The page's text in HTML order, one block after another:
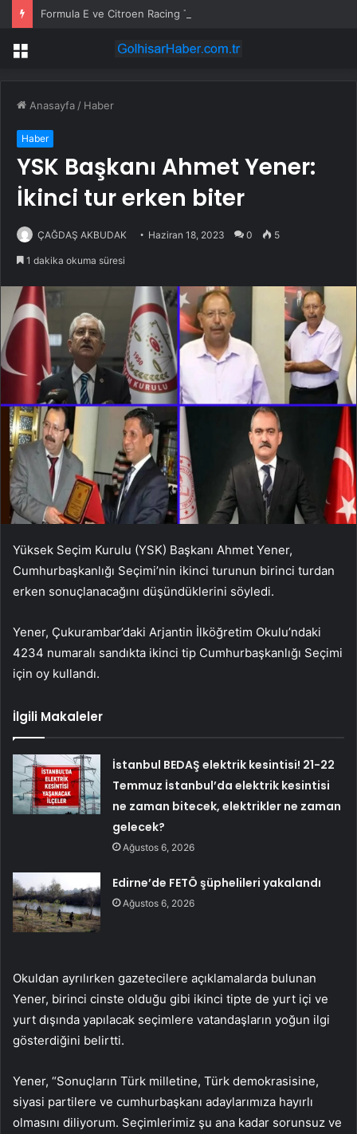
Menü
Anasayfa / Haber
Haber
YSK Başkanı Ahmet Yener:
İkinci tur erken biter
ÇAĞDAŞ AKBUDAK Haziran 18, 2023 0 5
1 dakika okuma süresi
Yüksek Seçim Kurulu (YSK) Başkanı Ahmet Yener,
Cumhurbaşkanlığı Seçimi’nin ikinci turunun birinci turdan
erken sonuçlanacağını düşündüklerini söyledi.
Yener, Çukurambar’daki Arjantin İlköğretim Okulu’ndaki
4234 numaralı sandıkta ikinci tip Cumhurbaşkanlığı Seçimi
için oy kullandı.
İlgili Makaleler
İstanbul BEDAŞ elektrik kesintisi! 21-22
Temmuz İstanbul’da elektrik kesintisi
ne zaman bitecek, elektrikler ne zaman
gelecek?
Ağustos 6, 2026
Edirne’de FETÖ şüphelileri yakalandı
Ağustos 6, 2026
Okuldan ayrılırken gazetecilere açıklamalarda bulunan
Yener, birinci cinste olduğu gibi ikinci tipte de yurt içi ve
yurt dışında yapılacak seçimlere vatandaşların yoğun ilgi
gösterdiğini belirtti.
Yener, “Sonuçların Türk milletine, Türk demokrasisine,
siyasi partilere ve cumhurbaşkanı adaylarımıza hayırlı
olmasını diliyorum. Seçimlerimiz şu ana kadar sorunsuz ve